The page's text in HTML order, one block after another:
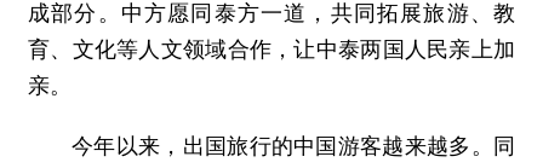
成部分。中方愿同泰方一道，共同拓展旅游、教
育、文化等人文领域合作，让中泰两国人民亲上加
亲。
今年以来，出国旅行的中国游客越来越多。同